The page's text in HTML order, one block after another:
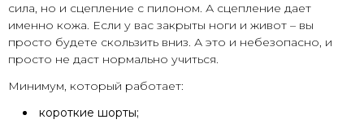
сила, но и сцепление с пилоном. А сцепление дает
именно кожа. Если у вас закрыты ноги и живот – вы
просто будете скользить вниз. А это и небезопасно, и
просто не даст нормально учиться.
Минимум, который работает:
короткие шорты;